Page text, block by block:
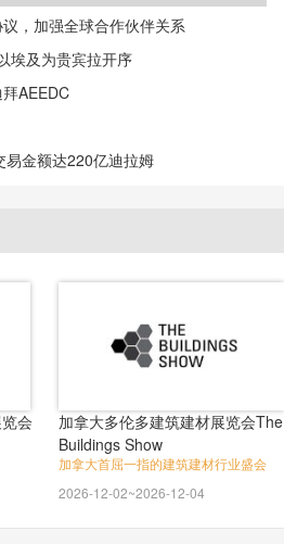
，加强全球合作伙伴关系
埃及为贵宾拉开序
AEEDC
易金额达220亿迪拉姆
会
加拿大多伦多建筑建材展览会The
Buildings Show
加拿大首屈一指的建筑建材行业盛会
2026-12-02~2026-12-04